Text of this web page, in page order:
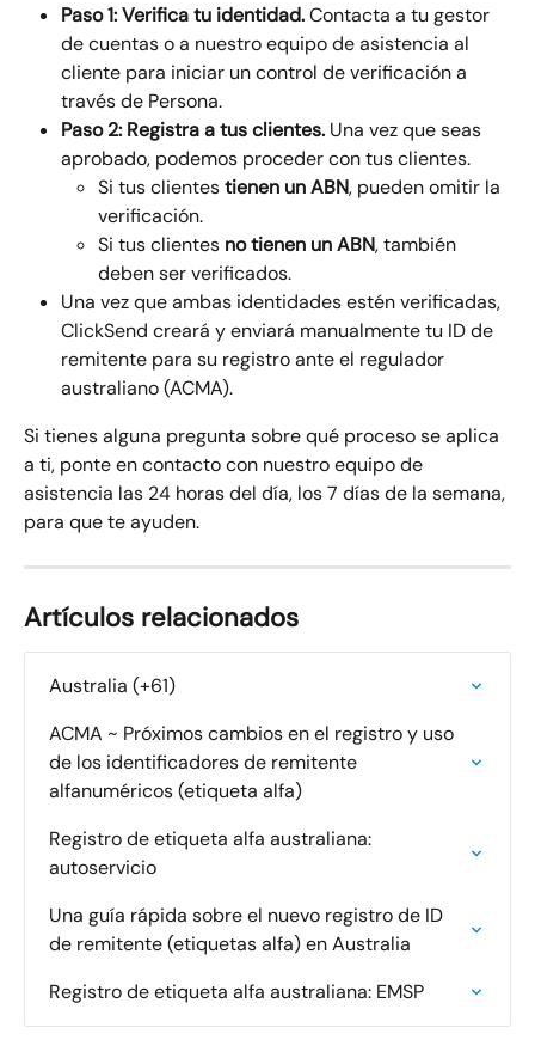
Paso 1: Verifica tu identidad. Contacta a tu gestor
de cuentas o a nuestro equipo de asistencia al
cliente para iniciar un control de verificación a
través de Persona.
Paso 2: Registra a tus clientes. Una vez que seas
aprobado, podemos proceder con tus clientes.
Si tus clientes tienen un ABN, pueden omitir la
verificación.
Si tus clientes no tienen un ABN, también
deben ser verificados.
Una vez que ambas identidades estén verificadas,
ClickSend creará y enviará manualmente tu ID de
remitente para su registro ante el regulador
australiano (ACMA).
Si tienes alguna pregunta sobre qué proceso se aplica
a ti, ponte en contacto con nuestro equipo de
asistencia las 24 horas del día, los 7 días de la semana,
para que te ayuden.
Artículos relacionados
Australia (+61)
ACMA ~ Próximos cambios en el registro y uso
de los identificadores de remitente
alfanuméricos (etiqueta alfa)
Registro de etiqueta alfa australiana:
autoservicio
Una guía rápida sobre el nuevo registro de ID
de remitente (etiquetas alfa) en Australia
Registro de etiqueta alfa australiana: EMSP